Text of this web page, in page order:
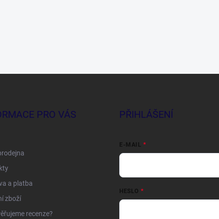
PRO VÁS
a platba
zboží
recenze?
PŘIHLÁŠENÍ
E-MAIL
HESLO